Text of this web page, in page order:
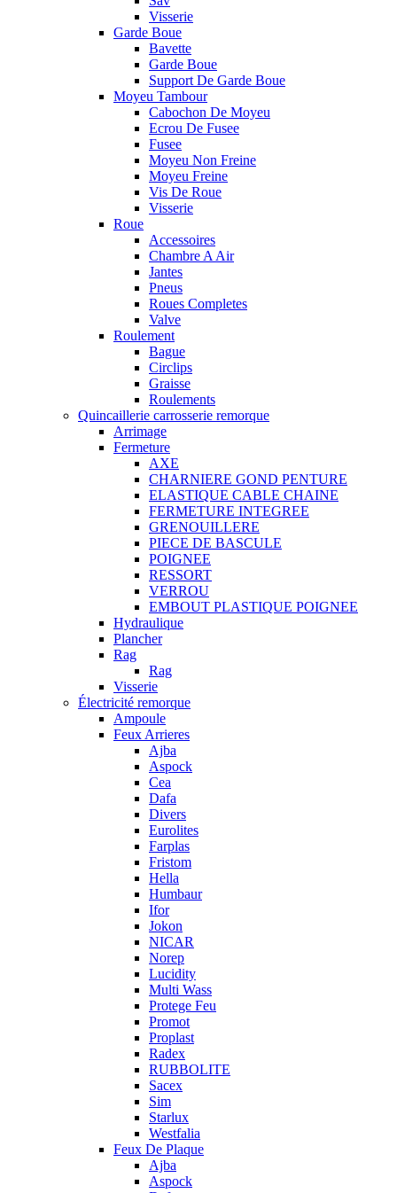
Visserie
Garde Boue
Bavette
Garde Boue
Support De Garde Boue
Moyeu Tambour
Cabochon De Moyeu
Ecrou De Fusee
Fusee
Moyeu Non Freine
Moyeu Freine
Vis De Roue
Visserie
Roue
Accessoires
Chambre A Air
Jantes
Pneus
Roues Completes
Valve
Roulement
Bague
Circlips
Graisse
Roulements
Quincaillerie carrosserie remorque
Arrimage
Fermeture
AXE
CHARNIERE GOND PENTURE
ELASTIQUE CABLE CHAINE
FERMETURE INTEGREE
GRENOUILLERE
PIECE DE BASCULE
POIGNEE
RESSORT
VERROU
EMBOUT PLASTIQUE POIGNEE
Hydraulique
Plancher
Rag
Rag
Visserie
Électricité remorque
Ampoule
Feux Arrieres
Ajba
Aspock
Cea
Dafa
Divers
Eurolites
Farplas
Fristom
Hella
Humbaur
Ifor
Jokon
NICAR
Norep
Lucidity
Multi Wass
Protege Feu
Promot
Proplast
Radex
RUBBOLITE
Sacex
Sim
Starlux
Westfalia
Feux De Plaque
Ajba
Aspock